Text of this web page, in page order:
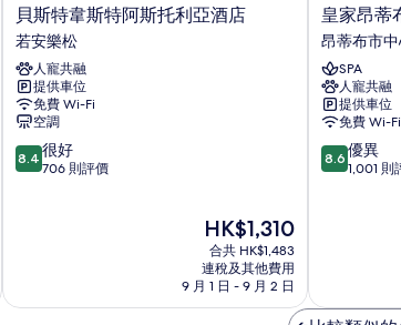
貝
斯
特
韋
斯
特
阿
斯
托
樂
貝斯特韋斯特阿斯托利亞酒店
若安樂松
人寵共融
提供車位
免費 Wi-Fi
空調
8.4
分
好，
8.4 很好
706 則評價
現
售
HK$1,310
HK$1,310
合共 HK$1,483
連稅及其他費用
9 月 1 日 - 9 月 2 日
皇
家
昂
蒂
布
昂
蒂
布
市
皇家昂蒂
昂蒂布市
SPA
人寵共融
提供車位
免費 Wi-Fi
8.6
分
異，
8.6 優異
1,001 則